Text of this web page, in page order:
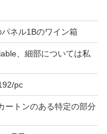
ネル1Bのワイン箱
、細部については私
pc
ートンのある特定の部分